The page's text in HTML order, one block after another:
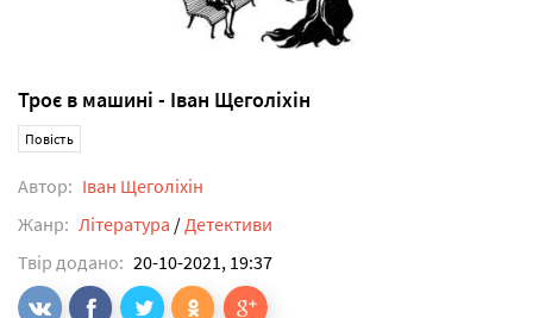
Троє в машині - Іван Щеголіхін
Повість
Автор: Іван Щеголіхін
Жанр: Література / Детективи
Твір додано: 20-10-2021, 19:37